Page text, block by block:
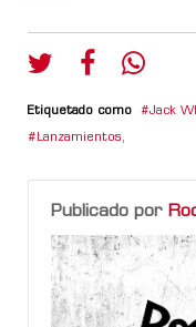
Etiquetado como Jack
Lanzamientos,
Publicado por